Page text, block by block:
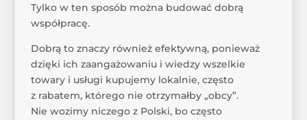
Tylko w ten sposób można budować dobrą
współpracę.
Dobrą to znaczy również efektywną, ponieważ
dzięki ich zaangażowaniu i wiedzy wszelkie
towary i usługi kupujemy lokalnie, często
z rabatem, którego nie otrzymałby „obcy”.
Nie wozimy niczego z Polski, bo często